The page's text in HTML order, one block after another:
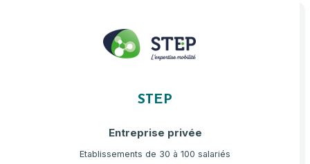
STEP
Entreprise privée
Etablissements de 30 à 100 salariés